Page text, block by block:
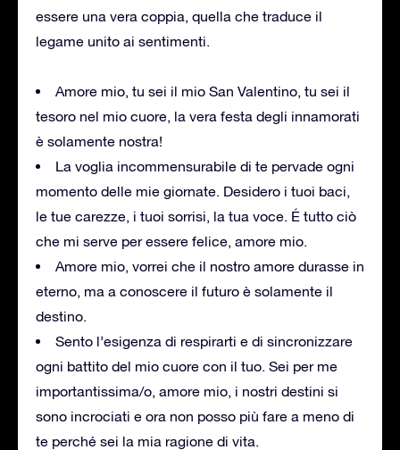
essere una vera coppia, quella che traduce il
legame unito ai sentimenti.
Amore mio, tu sei il mio San Valentino, tu sei il
tesoro nel mio cuore, la vera festa degli innamorati
è solamente nostra!
La voglia incommensurabile di te pervade ogni
momento delle mie giornate. Desidero i tuoi baci,
le tue carezze, i tuoi sorrisi, la tua voce. É tutto ciò
che mi serve per essere felice, amore mio.
Amore mio, vorrei che il nostro amore durasse in
eterno, ma a conoscere il futuro è solamente il
destino.
Sento l’esigenza di respirarti e di sincronizzare
ogni battito del mio cuore con il tuo. Sei per me
importantissima/o, amore mio, i nostri destini si
sono incrociati e ora non posso più fare a meno di
te perché sei la mia ragione di vita.